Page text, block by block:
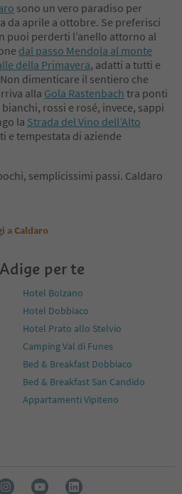
sono un vero paradiso per
da aprile a ottobre. Se preferisci
puoi perderti l’anello attorno al
dal passo Mendola al monte
della Primavera, adatti a tutti e
dimenticare il sentiero che
alla Gola Rastenbach tra ponti
rossi e rosé, invece, sappi
la Strada del Vino dell’Alto
e tempestata di aziende
semplicissimi passi. Caldaro
a Caldaro
per te
Hotel Bolzano
Hotel Dobbiaco
Hotel Prato allo Stelvio
Camping Val di Funes
Bed & Breakfast Dobbiaco
Bed & Breakfast San Candido
Appartamenti Vipiteno